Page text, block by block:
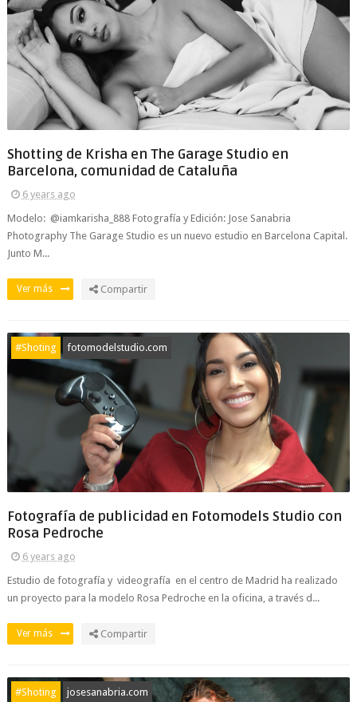
Shotting de Krisha en The Garage Studio en
Barcelona, comunidad de Cataluña
6 years ago
Modelo: @iamkarisha_888 Fotografía y Edición: Jose Sanabria
Photography The Garage Studio es un nuevo estudio en Barcelona Capital.
Junto M...
Ver más Compartir
#Shoting fotomodelstudio.com
Fotografía de publicidad en Fotomodels Studio con
Rosa Pedroche
6 years ago
Estudio de fotografía y videografía en el centro de Madrid ha realizado
un proyecto para la modelo Rosa Pedroche en la oficina, a través d...
Ver más Compartir
#Shoting josesanabria.com